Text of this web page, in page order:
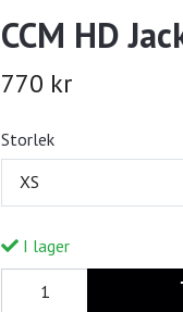
CCM HD
770 kr
Storlek
XS
I lager